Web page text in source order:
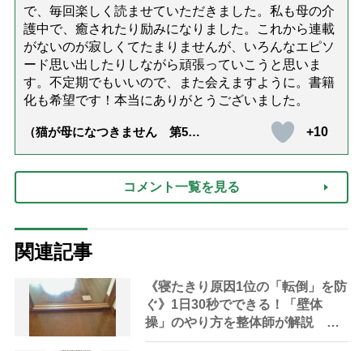
で、毎回楽しく読ませていただきました。私も母の介
護中で、癒されたり励みになりました。これから連載
がないのが寂しくてたまりませんが、いろんなエピソ
ード思い出したりしながら頑張っていこうと思いま
す。不定期でもいいので、また会えますように。書籍
化も希望です！本当にありがとうございました。
（猫が母になつきません 第500
+10
コメント一覧を見る
関連記事
《寝たきり原因1位の「転倒」を防
ぐ》1日30秒でできる！「壁体
操」のやり方を整体師が解説 足
が「5ミリ」上がればよい